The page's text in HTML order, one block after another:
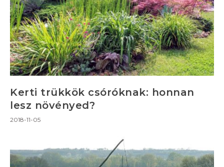
Kerti trükkök csóróknak: honnan
lesz növényed?
2018-11-05